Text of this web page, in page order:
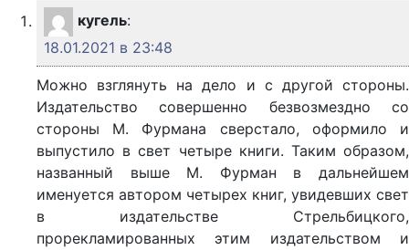
кугель:
18.01.2021 в 23:48
Можно взглянуть на дело и с другой стороны.
Издательство совершенно безвозмездно со
стороны М. Фурмана сверстало, оформило и
выпустило в свет четыре книги. Таким образом,
названный выше М. Фурман в дальнейшем
именуется автором четырех книг, увидевших свет
в издательстве Стрельбицкого,
прорекламированных этим издательством и